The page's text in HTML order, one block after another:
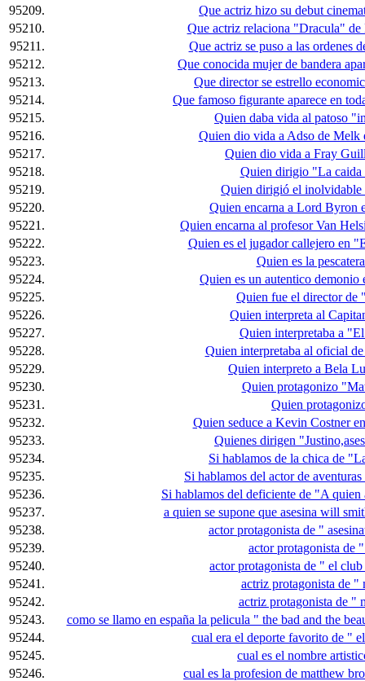
95209.
Que actriz hizo su debut
95210.
Que actriz relaciona "Dracula"
95211.
Que actriz se puso a las ordenes
95212.
Que conocida mujer de bandera
95213.
Que director se estrello
95214.
Que famoso figurante aparece en
95215.
Quien daba vida al patoso
95216.
Quien dio vida a Adso de Melk
95217.
Quien dio vida a Fray
95218.
Quien dirigio "La caida
95219.
Quien dirigió el inolvidable
95220.
Quien encarna a Lord Byron
95221.
Quien encarna al profesor Van
95222.
Quien es el jugador callejero en
95223.
Quien es la
95224.
Quien es un autentico
95225.
Quien fue el director de
95226.
Quien interpreta al
95227.
Quien interpretaba a
95228.
Quien interpretaba al oficial
95229.
Quien interpreto a Bela
95230.
Quien protagonizo
95231.
Quien
95232.
Quien seduce a Kevin Costner
95233.
Quienes dirigen
95234.
Si hablamos de la chica de
95235.
Si hablamos del actor de
95236.
Si hablamos del deficiente de "A
95237.
a quien se supone que asesina will
95238.
actor protagonista de "
95239.
actor protagonista de
95240.
actor protagonista de " el
95241.
actriz protagonista de "
95242.
actriz protagonista de "
95243.
como se llamo en españa la pelicula " the bad and the
95244.
cual era el deporte favorito de "
95245.
cual es el nombre
95246.
cual es la profesion de matthew